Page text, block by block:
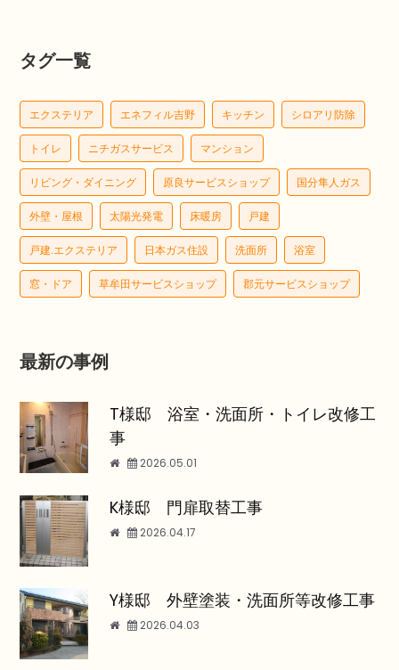
タグ一覧
エクステリア エネフィル吉野 キッチン シロアリ防除
トイレ ニチガスサービス マンション
リビング・ダイニング 原良サービスショップ 国分隼人ガス
外壁・屋根 太陽光発電 床暖房 戸建
戸建.エクステリア 日本ガス住設 洗面所 浴室
窓・ドア 草牟田サービスショップ 郡元サービスショップ
最新の事例
T様邸 浴室・洗面所・トイレ改修工
事
2026.05.01
K様邸 門扉取替工事
2026.04.17
Y様邸 外壁塗装・洗面所等改修工事
2026.04.03